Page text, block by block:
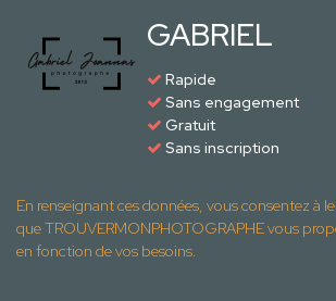
GABRIEL
Rapide
Sans engagement
Gratuit
Sans inscription
En renseignant ces données, vous consentez à
que TROUVERMONPHOTOGRAPHE vous
en fonction de vos besoins.